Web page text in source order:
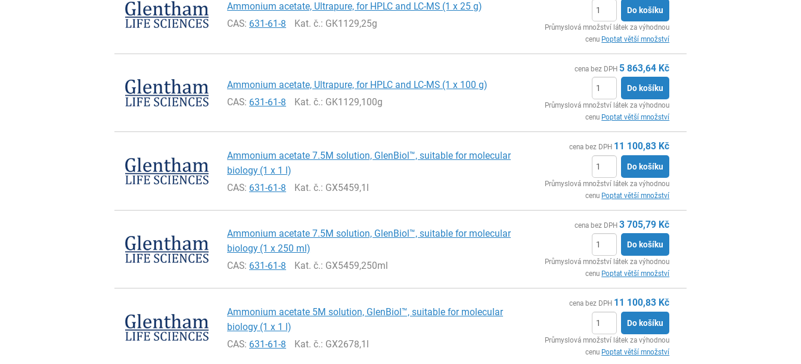
Ammonium acetate, Ultrapure, for HPLC and LC-MS (1 x 25 g)
CAS: 631-61-8 Kat. č.: GK1129,25g
Do košíku
Průmyslová množství látek za výhodnou
cenu Poptat větší množství
Ammonium acetate, Ultrapure, for HPLC and LC-MS (1 x 100 g)
CAS: 631-61-8 Kat. č.: GK1129,100g
cena bez DPH 5 863,64 Kč
Do košíku
Průmyslová množství látek za výhodnou
cenu Poptat větší množství
Ammonium acetate 7.5M solution, GlenBiol™, suitable for molecular
biology (1 x 1 l)
CAS: 631-61-8 Kat. č.: GX5459,1l
cena bez DPH 11 100,83 Kč
Do košíku
Průmyslová množství látek za výhodnou
cenu Poptat větší množství
Ammonium acetate 7.5M solution, GlenBiol™, suitable for molecular
biology (1 x 250 ml)
CAS: 631-61-8 Kat. č.: GX5459,250ml
cena bez DPH 3 705,79 Kč
Do košíku
Průmyslová množství látek za výhodnou
cenu Poptat větší množství
Ammonium acetate 5M solution, GlenBiol™, suitable for molecular
biology (1 x 1 l)
CAS: 631-61-8 Kat. č.: GX2678,1l
cena bez DPH 11 100,83 Kč
Do košíku
Průmyslová množství látek za výhodnou
cenu Poptat větší množství